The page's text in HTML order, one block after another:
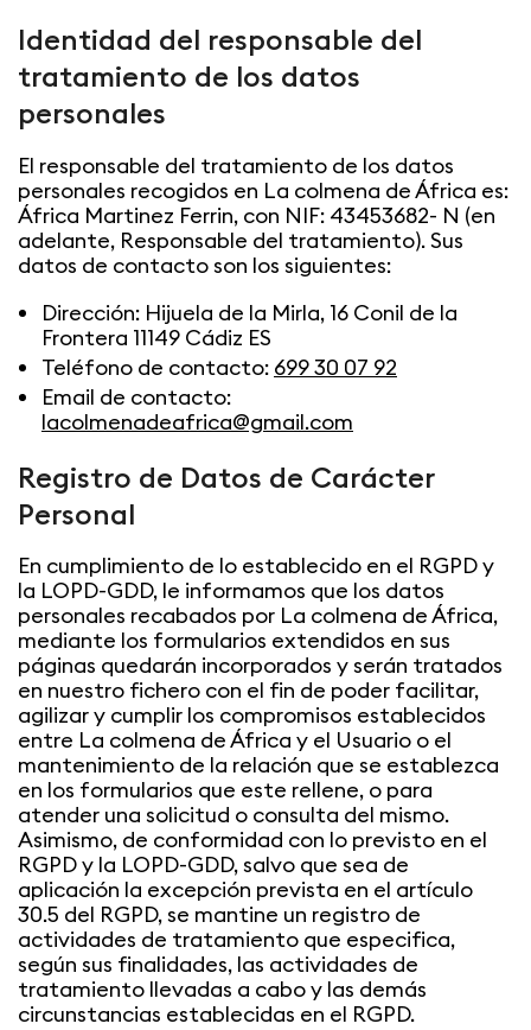
Identidad del responsable del
tratamiento de los datos
personales
El responsable del tratamiento de los datos
personales recogidos en La colmena de África es:
África Martinez Ferrin, con NIF: 43453682- N (en
adelante, Responsable del tratamiento). Sus
datos de contacto son los siguientes:
Dirección: Hijuela de la Mirla, 16 Conil de la
Frontera 11149 Cádiz ES
Teléfono de contacto: 699 30 07 92
Email de contacto:
lacolmenadeafrica@gmail.com
Registro de Datos de Carácter
Personal
En cumplimiento de lo establecido en el RGPD y
la LOPD-GDD, le informamos que los datos
personales recabados por La colmena de África,
mediante los formularios extendidos en sus
páginas quedarán incorporados y serán tratados
en nuestro fichero con el fin de poder facilitar,
agilizar y cumplir los compromisos establecidos
entre La colmena de África y el Usuario o el
mantenimiento de la relación que se establezca
en los formularios que este rellene, o para
atender una solicitud o consulta del mismo.
Asimismo, de conformidad con lo previsto en el
RGPD y la LOPD-GDD, salvo que sea de
aplicación la excepción prevista en el artículo
30.5 del RGPD, se mantine un registro de
actividades de tratamiento que especifica,
según sus finalidades, las actividades de
tratamiento llevadas a cabo y las demás
circunstancias establecidas en el RGPD.